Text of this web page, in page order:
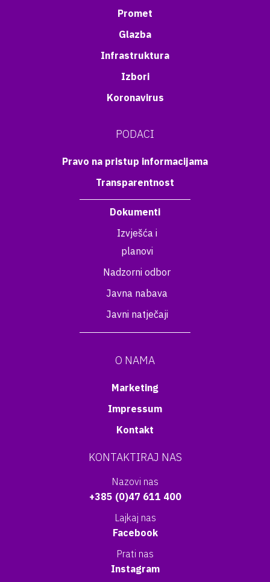
Promet
Glazba
Infrastruktura
Izbori
Koronavirus
PODACI
Pravo na pristup informacijama
Transparentnost
Dokumenti
Izvješća i
planovi
Nadzorni odbor
Javna nabava
Javni natječaji
O NAMA
Marketing
Impressum
Kontakt
KONTAKTIRAJ NAS
Nazovi nas
+385 (0)47 611 400
Lajkaj nas
Facebook
Prati nas
Instagram